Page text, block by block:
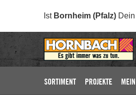
Ist Bornheim (Pfalz)
SORTIMENT PROJEKTE